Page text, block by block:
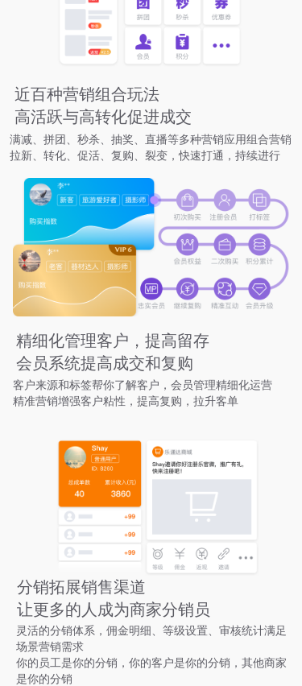
近百种营销组合玩法
高活跃与高转化促进成交
满减、拼团、秒杀、抽奖、直播等多种营销应用组合营销
拉新、转化、促活、复购、裂变，快速打通，持续进行
精细化管理客户，提高留存
会员系统提高成交和复购
客户来源和标签帮你了解客户，会员管理精细化运营
精准营销增强客户粘性，提高复购，拉升客单
分销拓展销售渠道
让更多的人成为商家分销员
灵活的分销体系，佣金明细、等级设置、审核统计满足
场景营销需求
你的员工是你的分销，你的客户是你的分销，其他商家
是你的分销